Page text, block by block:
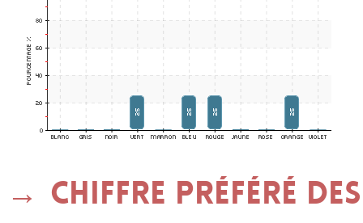
Chiffre préféré des